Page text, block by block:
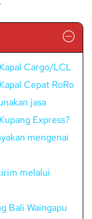
Cargo/LCL
Cepat RoRo
jasa
Express?
mengenai
melalui
Bali Waingapu